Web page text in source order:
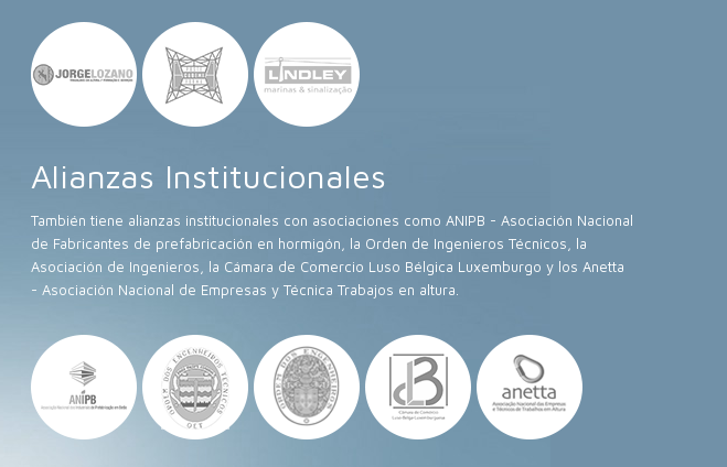
Alianzas Institucionales
También tiene alianzas institucionales con asociaciones como ANIPB - Asociación Nacional
de Fabricantes de prefabricación en hormigón, la Orden de Ingenieros Técnicos, la
Asociación de Ingenieros, la Cámara de Comercio Luso Bélgica Luxemburgo y los Anetta
- Asociación Nacional de Empresas y Técnica Trabajos en altura.